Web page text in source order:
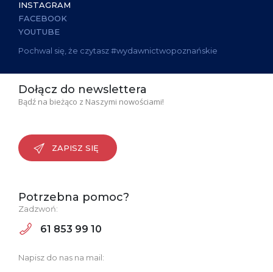
INSTAGRAM
FACEBOOK
YOUTUBE
Pochwal się, że czytasz #wydawnictwopoznańskie
Dołącz do newslettera
Bądź na bieżąco z Naszymi nowościami!
ZAPISZ SIĘ
Potrzebna pomoc?
Zadzwoń:
61 853 99 10
Napisz do nas na mail: